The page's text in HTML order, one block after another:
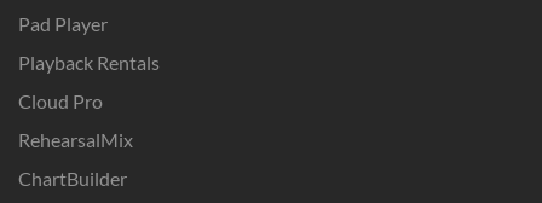
Pad Player
Playback Rentals
Cloud Pro
RehearsalMix
ChartBuilder